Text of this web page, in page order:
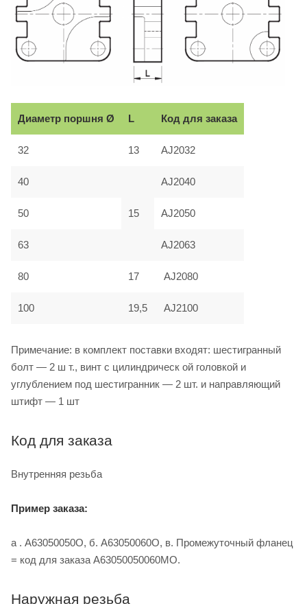
Диаметр поршня Ø L Код для заказа
32 13 AJ2032
40
15
AJ2040
50 AJ2050
63 AJ2063
80 17 AJ2080
100 19,5 AJ2100
Примечание: в комплект поставки входят: шестигранный
болт — 2 ш т., винт с цилиндрическ ой головкой и
углублением под шестигранник — 2 шт. и направляющий
штифт — 1 шт
Код для заказа
Внутренняя резьба
Пример заказа:
а . A63050050O, б. A63050060O, в. Промежуточный фланец
= код для заказа A63050050060MО.
Наружная резьба